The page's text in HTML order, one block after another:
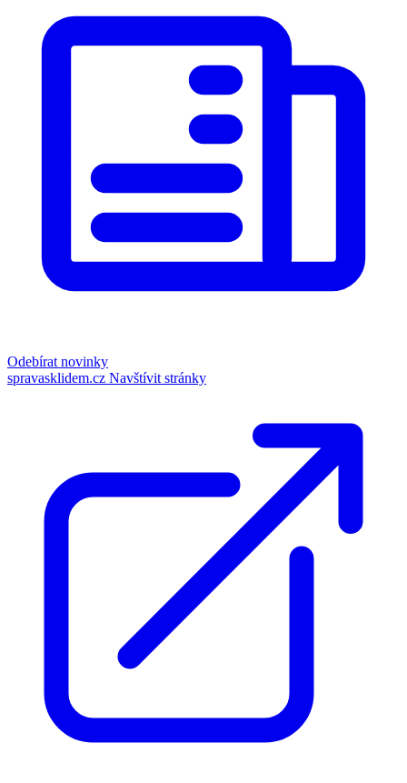
Odebírat novinky
spravasklidem.cz Navštívit stránky